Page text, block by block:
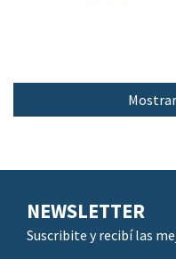
NEWSLETTER
Suscribite y recibí las